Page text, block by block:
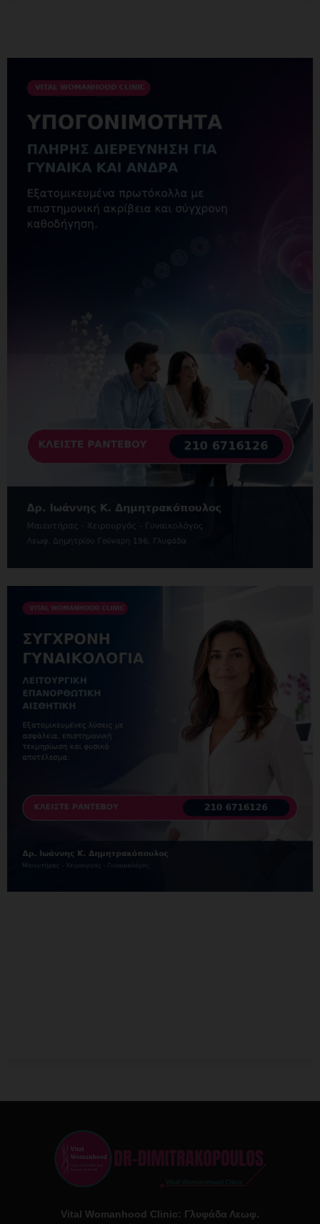
Vital Womanhood Clinic: Γλυφάδα Λεωφ.